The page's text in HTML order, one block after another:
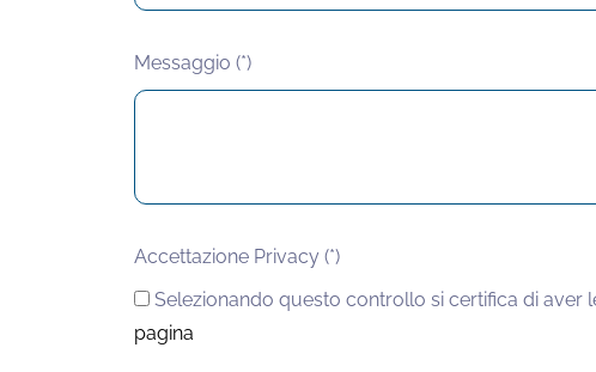
Messaggio (*)
Accettazione Privacy (*)
Selezionando questo controllo si certifica di
pagina